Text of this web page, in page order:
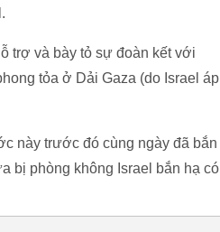
trợ và bày tỏ sự đoàn kết với
tỏa ở Dải Gaza (do Israel áp
này trước đó cùng ngày đã bắn
bị phòng không Israel bắn hạ có